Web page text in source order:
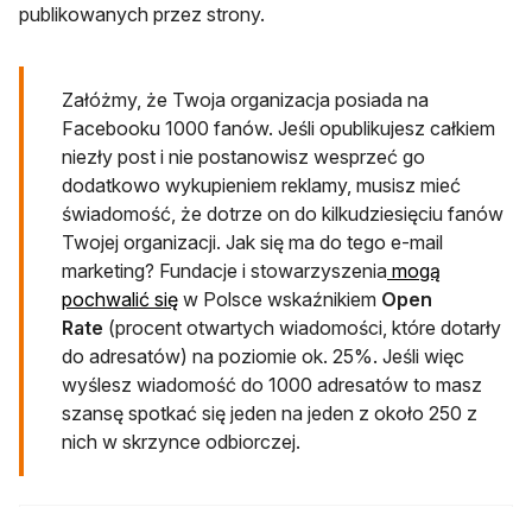
publikowanych przez strony.
Załóżmy, że Twoja organizacja posiada na
Facebooku 1000 fanów. Jeśli opublikujesz całkiem
niezły post i nie postanowisz wesprzeć go
dodatkowo wykupieniem reklamy, musisz mieć
świadomość, że dotrze on do kilkudziesięciu fanów
Twojej organizacji. Jak się ma do tego e-mail
marketing? Fundacje i stowarzyszenia mogą
pochwalić sięotwiera się w nowej karcie
w Polsce wskaźnikiem Open
Rate (procent otwartych wiadomości, które dotarły
do adresatów) na poziomie ok. 25%. Jeśli więc
wyślesz wiadomość do 1000 adresatów to masz
szansę spotkać się jeden na jeden z około 250 z
nich w skrzynce odbiorczej.